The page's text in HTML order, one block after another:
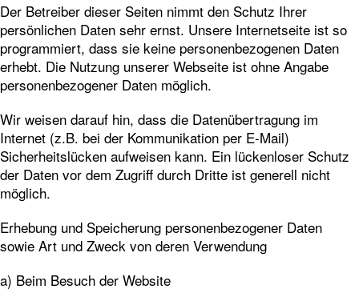
Der Betreiber dieser Seiten nimmt den Schutz Ihrer
persönlichen Daten sehr ernst. Unsere Internetseite ist so
programmiert, dass sie keine personenbezogenen Daten
erhebt. Die Nutzung unserer Webseite ist ohne Angabe
personenbezogener Daten möglich.
Wir weisen darauf hin, dass die Datenübertragung im
Internet (z.B. bei der Kommunikation per E-Mail)
Sicherheitslücken aufweisen kann. Ein lückenloser Schutz
der Daten vor dem Zugriff durch Dritte ist generell nicht
möglich.
Erhebung und Speicherung personenbezogener Daten
sowie Art und Zweck von deren Verwendung
a) Beim Besuch der Website